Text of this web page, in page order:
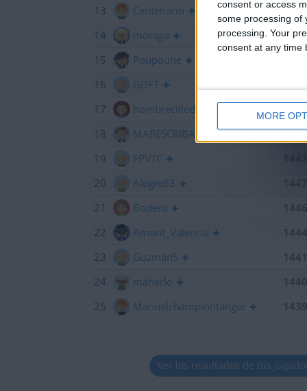
consent or access
some processing of
processing. Your
consent at any time
MORE
13
Centenario
14
moraga
15
Poupoune
16
GDFT
17
hombrecillodepan
18
MARESCRIBANO
19
FPVTC
20
Alegre63
21
Bodero
22
Amunt_Valencia
23
GuzmánS
24
maherlo
25
Manuelchampiontanger
Ver los resultados de tus